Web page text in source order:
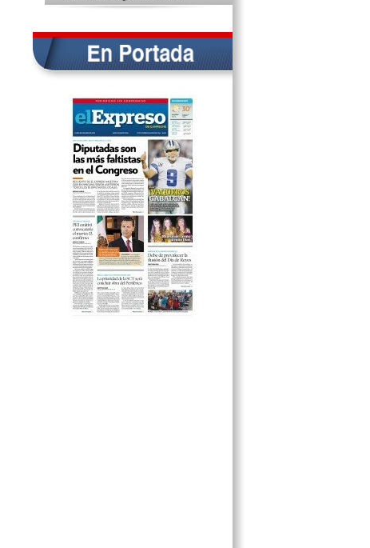
TRADICIÓN DE LOS REYES
MAGOS
JÓVENES JUNTAN JUGUETES
PARA NIÑOS Y NIÑAS
ACUSAN QUE MICROS NO
RESPETAN TARIFA
VIGILARÁ LA SMASS EL PASEO
DE REYES
PASAPORTE ES MÁS CARO A
PARTIR DE ESTE AÑO
PERIFÉRICO, LA OBRA MÁS
IMPORTANTE DEL 2015
HABRÍA FRESCO Y LLUVIAS
DURANTE LA NOCHE
PASAJE DE LA FIDEL, EN EL
COMPLETO ABANDONO